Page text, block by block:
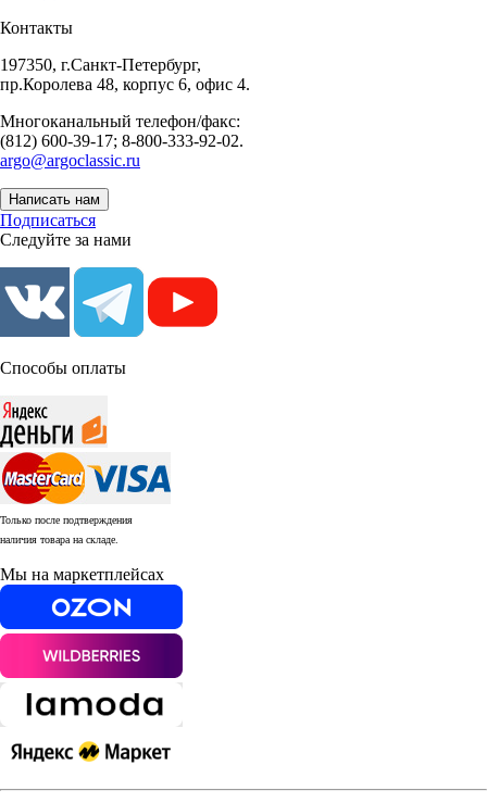
Контакты
197350, г.Санкт-Петербург,
пр.Королева 48, корпус 6, офис 4.
Многоканальный телефон/факс:
(812) 600-39-17; 8-800-333-92-02.
argo@argoclassic.ru
Написать нам
Подписаться
Следуйте за нами
Способы оплаты
Только после подтверждения
наличия товара на складе.
Мы на маркетплейсах